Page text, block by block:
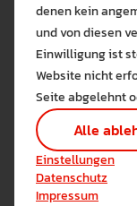
Von den 625
157 im
104 im
47 in
55 in
10 in
denen kein
und von diesen
Einwilligung ist
Website nicht
Seite abgelehnt
Alle
Einstellungen
Datenschutz
Impressum
Einstellungen